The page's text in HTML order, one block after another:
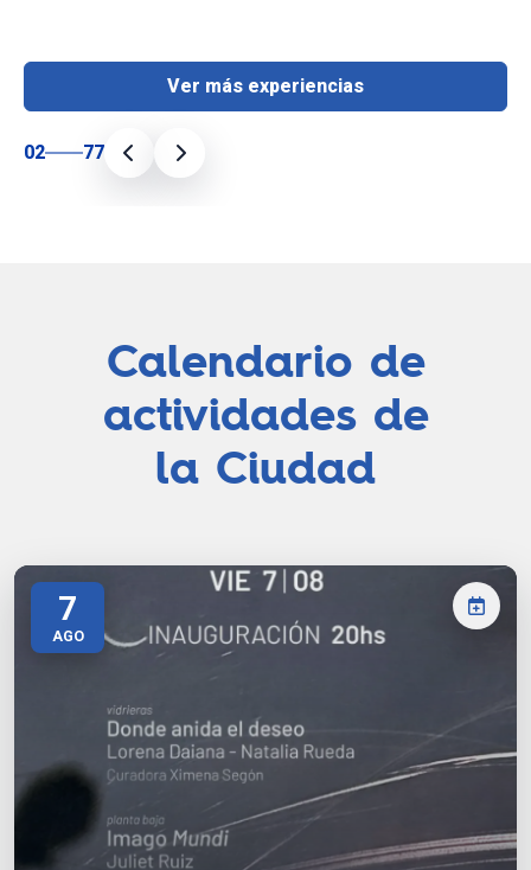
Ver más experiencias
02 77
Calendario de
actividades de
la Ciudad
7
AGO